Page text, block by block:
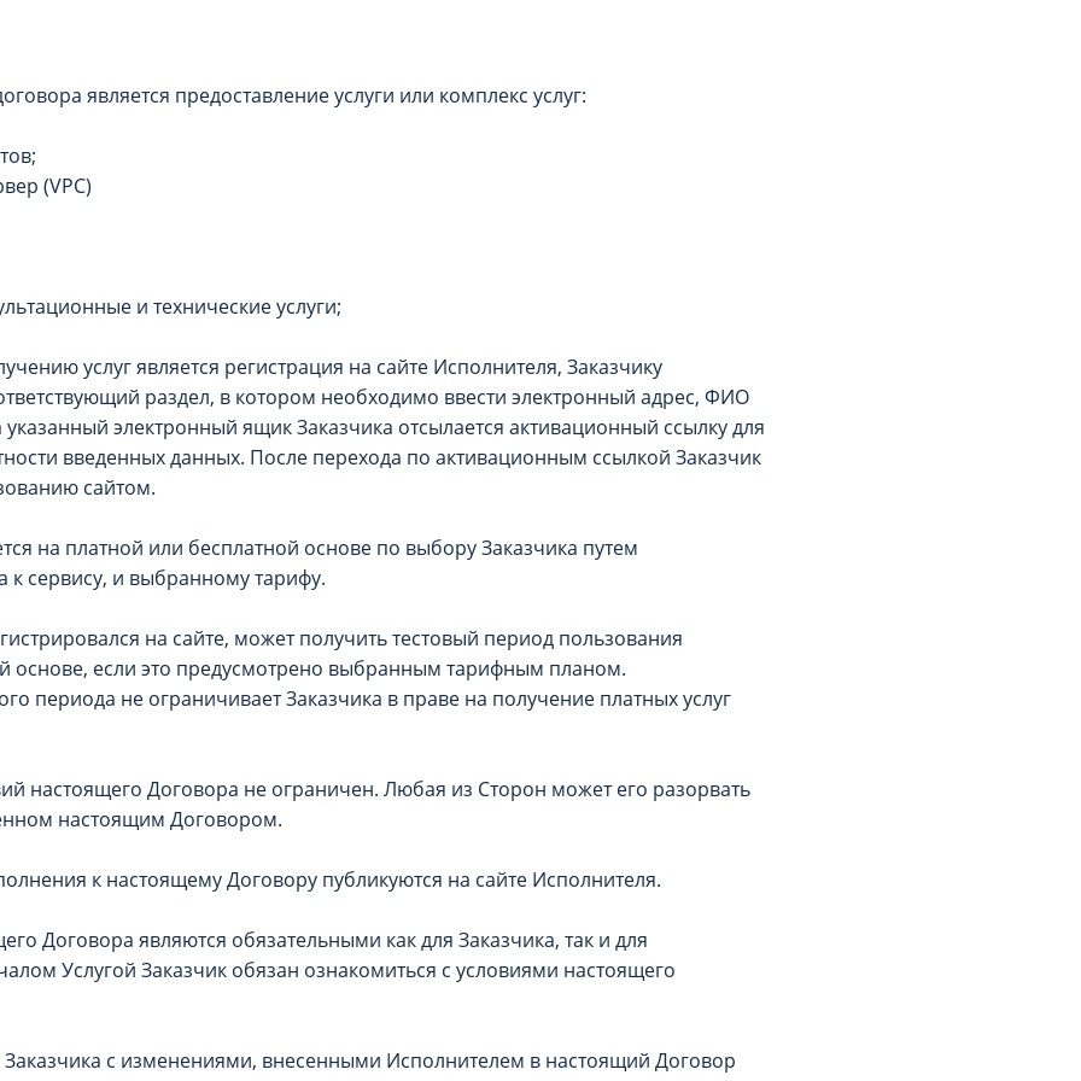
является предоставление услуги или комплекс услуг:
(VPC)
и технические услуги;
услуг является регистрация на сайте Исполнителя, Заказчику
раздел, в котором необходимо ввести электронный адрес, ФИО
электронный ящик Заказчика отсылается активационный ссылку для
введенных данных. После перехода по активационным ссылкой Заказчик
сайтом.
на платной или бесплатной основе по выбору Заказчика путем
к сервису, и выбранному тарифу.
на сайте, может получить тестовый период пользования
основе, если это предусмотрено выбранным тарифным планом.
периода не ограничивает Заказчика в праве на получение платных услуг
настоящего Договора не ограничен. Любая из Сторон может его разорвать
настоящим Договором.
к настоящему Договору публикуются на сайте Исполнителя.
Договора являются обязательными как для Заказчика, так и для
Услугой Заказчик обязан ознакомиться с условиями настоящего
Заказчика с изменениями, внесенными Исполнителем в настоящий Договор